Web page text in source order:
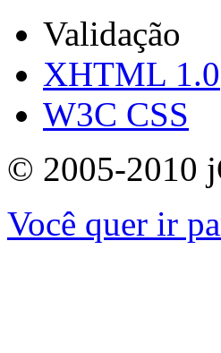
Validação
XHTML 1.0
W3C CSS
© 2005-2010
Você quer ir